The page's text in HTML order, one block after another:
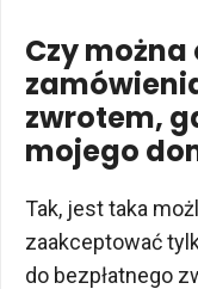
Czy
zwrotem,
mojego
Tak, jest taka
zaakceptować
do bezpłatnego